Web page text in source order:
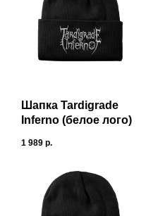
Шапка Tardigrade
Inferno (белое лого)
1 989 р.